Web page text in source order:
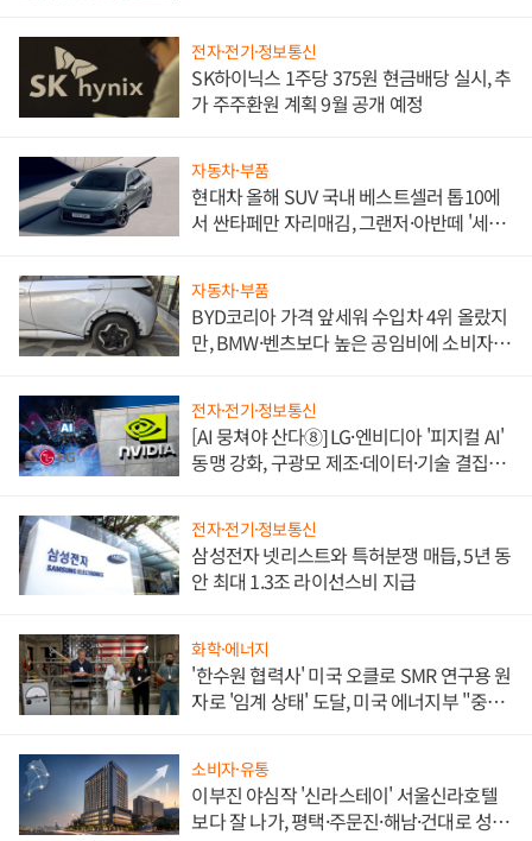
전자·전기·정보통신
SK하이닉스 1주당 375원 현금배당 실시, 추
가 주주환원 계획 9월 공개 예정
자동차·부품
현대차 올해 SUV 국내 베스트셀러 톱10에
서 싼타페만 자리매김, 그랜저·아반떼 '세단
자동차·부품
BYD코리아 가격 앞세워 수입차 4위 올랐지
만, BMW·벤츠보다 높은 공임비에 소비자
전자·전기·정보통신
[AI 뭉쳐야 산다⑧] LG·엔비디아 '피지컬 AI'
동맹 강화, 구광모 제조·데이터·기술 결집
전자·전기·정보통신
삼성전자 넷리스트와 특허분쟁 매듭, 5년 동
안 최대 1.3조 라이선스비 지급
화학·에너지
'한수원 협력사' 미국 오클로 SMR 연구용 원
자로 '임계 상태' 도달, 미국 에너지부 "중요
소비자·유통
이부진 야심작 '신라스테이' 서울신라호텔
보다 잘 나가, 평택·주문진·해남·건대로 성